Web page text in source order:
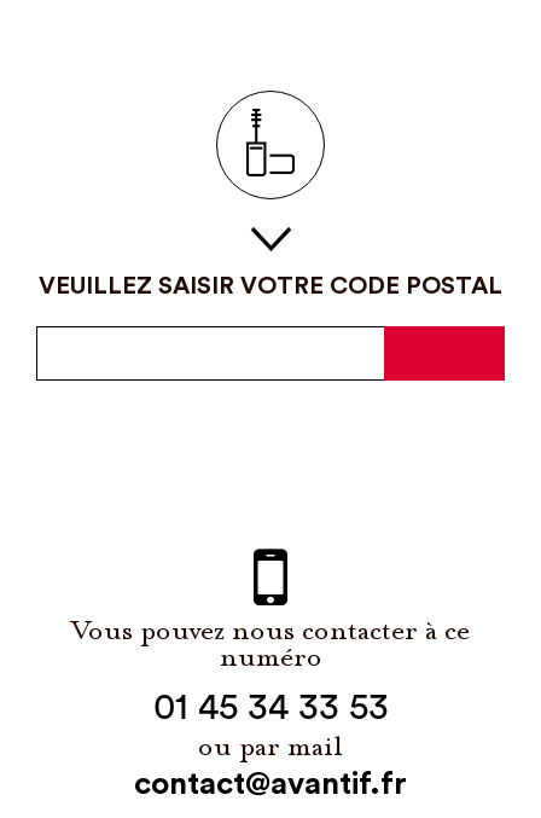
VEUILLEZ SAISIR VOTRE CODE POSTAL
Vous pouvez nous contacter à ce
numéro
01 45 34 33 53
ou par mail
contact@avantif.fr